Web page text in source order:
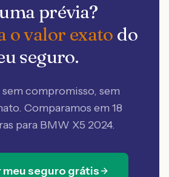
prévia?
o valor exato do
seguro.
compromisso, sem
Comparamos em 18
para BMW X5 2024.
meu seguro grátis